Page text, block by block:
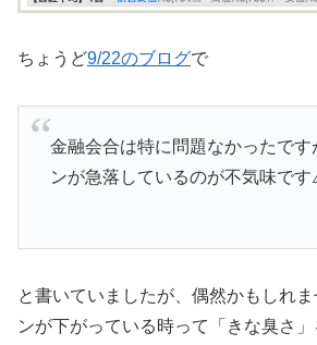
ちょうど9/22のブログで
金融会合は特に問題なかったです
ンが急落しているのが不気味で
と書いていましたが、偶然かもしれ
ンが下がっている時って「きな臭さ